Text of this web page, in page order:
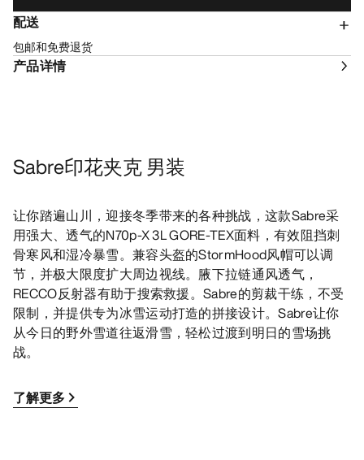
配送
包邮和免费退货
产品详情
Sabre印花夹克 男装
让你踏遍山川，迎接冬季带来的各种挑战，这款Sabre采
用强大、透气的N70p-X 3L GORE-TEX面料，有效阻挡刺
骨寒风和湿冷暴雪。兼容头盔的StormHood风帽可以调
节，并极大限度扩大周边视线。腋下拉链通风透气，
RECCO反射器有助于搜索救援。Sabre的剪裁干练，不受
限制，并提供专为冰雪运动打造的拼接设计。Sabre让你
从今日的野外雪道往返滑雪，轻松过渡到明日的雪场挑
战。
了解更多